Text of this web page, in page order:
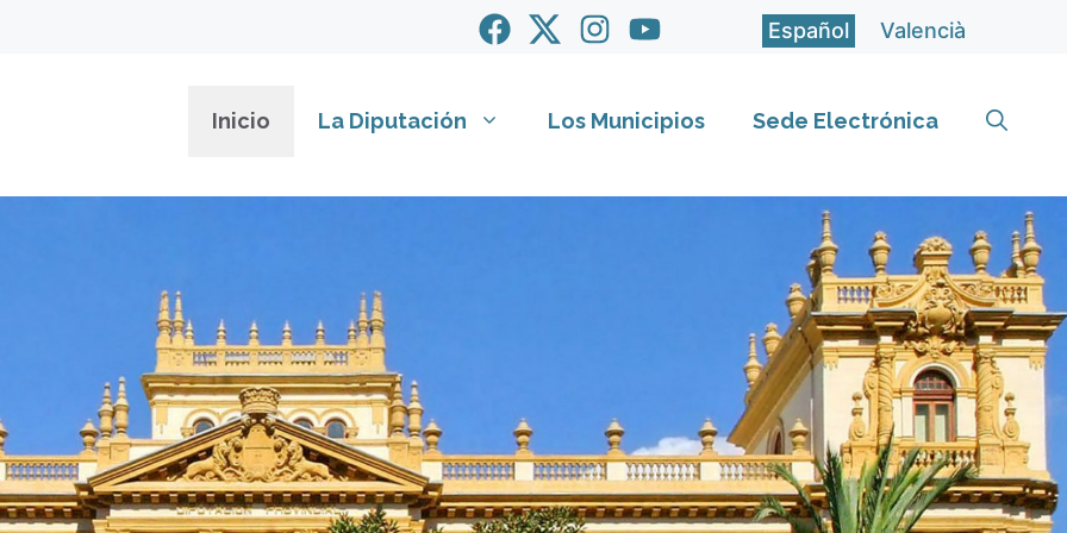
Español Valencià
Inicio La Diputación Los Municipios Sede Electrónica